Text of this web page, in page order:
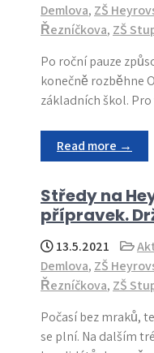
Demlova, ZŠ
Řezníčkova, ZŠ
Po roční pauze
konečně rozběhne
základních škol.
Read more →
Středy na
přípravek.
13.5.2021
Demlova, ZŠ
Řezníčkova, ZŠ
Počasí bez mraků,
se plní. Na dalším